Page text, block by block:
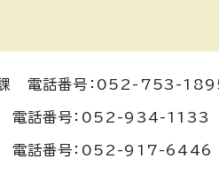
課 電話番号：052-753-
電話番号：052-934-1133
電話番号：052-917-6446